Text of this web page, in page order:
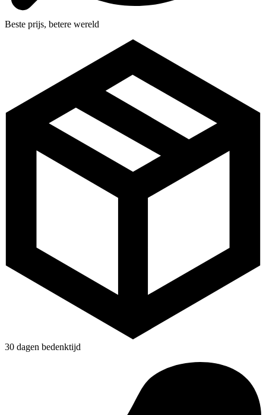
Beste prijs, betere wereld
30 dagen bedenktijd